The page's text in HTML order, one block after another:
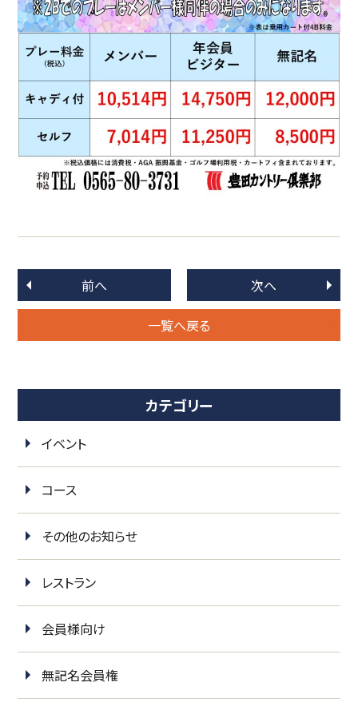
前へ
一覧へ戻る
次へ
カテゴリー
イベント
コース
その他のお知らせ
レストラン
会員様向け
無記名会員権